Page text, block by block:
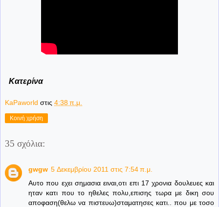
Κατερίνα
KaPaworld στις 4:38 π.μ.
Κοινή χρήση
35 σχόλια:
gwgw 5 Δεκεμβρίου 2011 στις 7:54 π.μ.
Αυτο που εχει σημασια ειναι,οτι επι 17 χρονια δουλευες και
ηταν κατι που το ηθελες πολυ,επισης τωρα με δικη σου
αποφαση(θελω να πιστευω)σταματησες κατι.. που με τοσο